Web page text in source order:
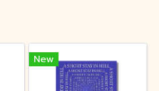
New